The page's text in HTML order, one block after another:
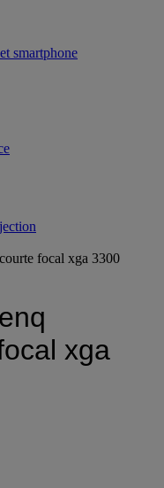
smartphone
focal xga 3300
xga